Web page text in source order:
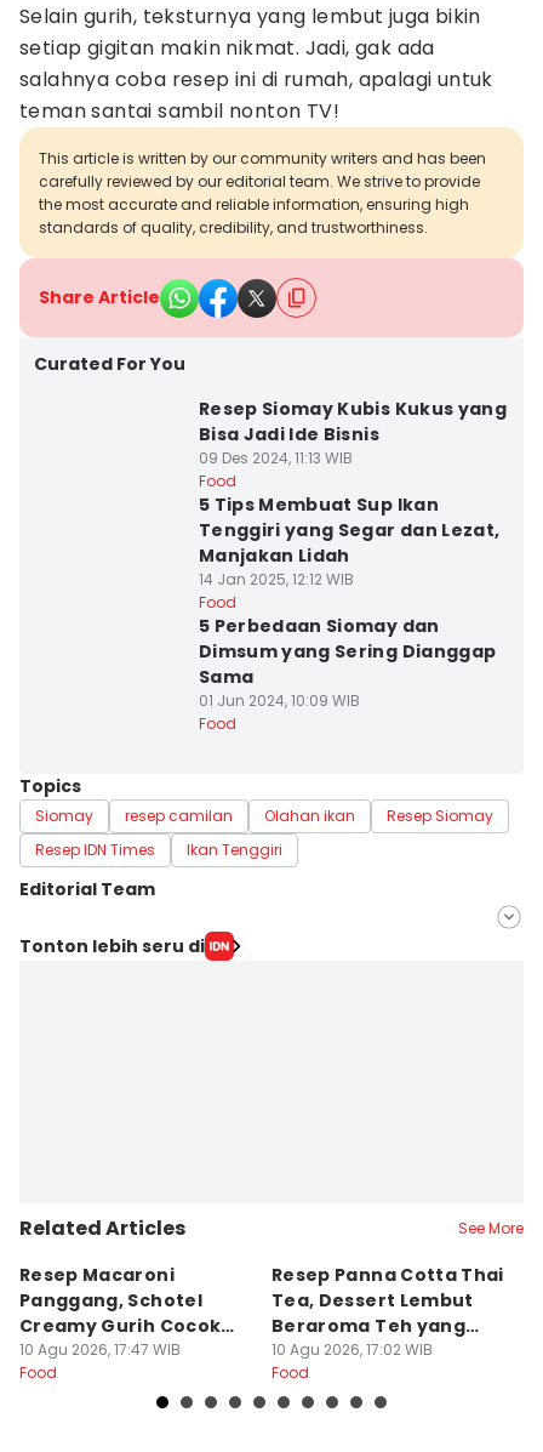
Selain gurih, teksturnya yang lembut juga bikin
setiap gigitan makin nikmat. Jadi, gak ada
salahnya coba resep ini di rumah, apalagi untuk
teman santai sambil nonton TV!
This article is written by our community writers and has been
carefully reviewed by our editorial team. We strive to provide
the most accurate and reliable information, ensuring high
standards of quality, credibility, and trustworthiness.
Share Article
Curated For You
Resep Siomay Kubis Kukus yang
Bisa Jadi Ide Bisnis
09 Des 2024, 11:13 WIB
Food
5 Tips Membuat Sup Ikan
Tenggiri yang Segar dan Lezat,
Manjakan Lidah
14 Jan 2025, 12:12 WIB
Food
5 Perbedaan Siomay dan
Dimsum yang Sering Dianggap
Sama
01 Jun 2024, 10:09 WIB
Food
Topics
Siomay resep camilan Olahan ikan
Resep Siomay
Resep IDN Times
Ikan Tenggiri
Editorial Team
Editor
Tonton lebih seru di
Related Articles See More
Resep Macaroni
Panggang, Schotel
Creamy Gurih Cocok
untuk Camilan
10 Agu 2026, 17:47 WIB
Food
Resep Panna Cotta Thai
Tea, Dessert Lembut
Beraroma Teh yang
Memikat
10 Agu 2026, 17:02 WIB
Food